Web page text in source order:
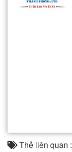
Thẻ liên quan :